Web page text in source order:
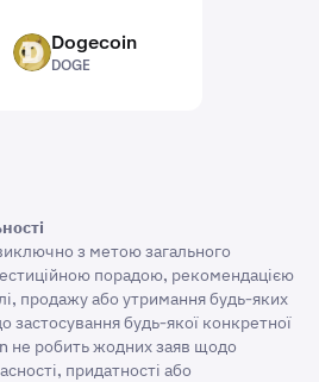
DOGE Dogecoin
DOGE
з метою загального
порадою, рекомендацією
продажу або утримання будь-яких
застосування будь-якої конкретної
не робить жодних заяв щодо
придатності або